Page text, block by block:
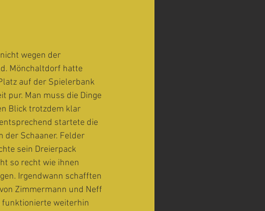
wegen der
Mönchaltdorf hatte
auf der Spielerbank
pur. Man muss die Dinge
Blick trotzdem klar
startete die
der Schaaner. Felder
sein Dreierpack
so recht wie ihnen
Irgendwann schafften
Zimmermann und Neff
funktionierte weiterhin